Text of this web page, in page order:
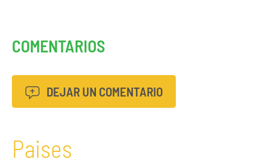
COMENTARIOS
DEJAR UN COMENTARIO
Paises